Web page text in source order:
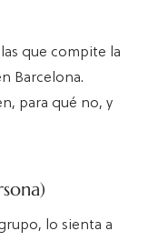
que compite la
Barcelona.
para qué no, y
lo sienta a